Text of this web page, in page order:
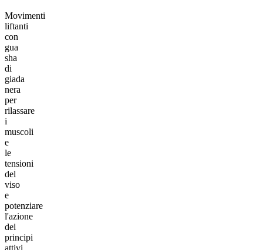
Movimenti
liftanti
con
gua
sha
di
giada
nera
per
rilassare
i
muscoli
e
le
tensioni
del
viso
e
potenziare
l'azione
dei
principi